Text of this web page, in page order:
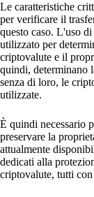
Le caratteristiche
per verificare il
questo caso. L'uso
utilizzato per
criptovalute e il
quindi, determinano
senza di loro, le
utilizzate.
È quindi necessario
preservare la
attualmente
dedicati alla
criptovalute, tutti